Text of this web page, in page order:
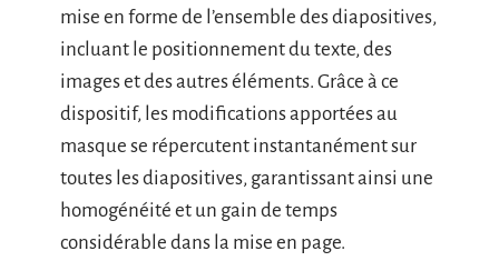
mise en forme de l’ensemble des diapositives,
incluant le positionnement du texte, des
images et des autres éléments. Grâce à ce
dispositif, les modifications apportées au
masque se répercutent instantanément sur
toutes les diapositives, garantissant ainsi une
homogénéité et un gain de temps
considérable dans la mise en page.